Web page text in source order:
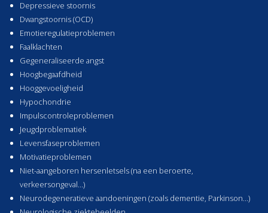
Depressieve stoornis
Dwangstoornis (OCD)
Emotieregulatieproblemen
Faalklachten
Gegeneraliseerde angst
Hoogbegaafdheid
Hooggevoeligheid
Hypochondrie
Impulscontroleproblemen
Jeugdproblematiek
Levensfaseproblemen
Motivatieproblemen
Niet-aangeboren hersenletsels (na een beroerte,
verkeersongeval…)
Neurodegeneratieve aandoeningen (zoals dementie, Parkinson…)